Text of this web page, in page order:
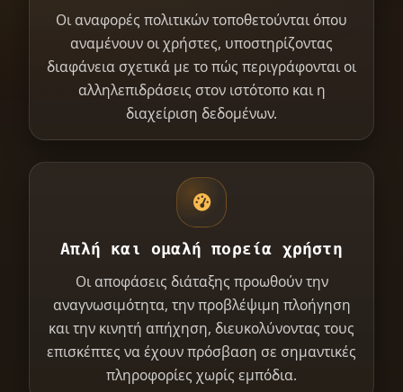
Οι αναφορές πολιτικών τοποθετούνται όπου
αναμένουν οι χρήστες, υποστηρίζοντας
διαφάνεια σχετικά με το πώς περιγράφονται οι
αλληλεπιδράσεις στον ιστότοπο και η
διαχείριση δεδομένων.
Απλή και ομαλή πορεία χρήστη
Οι αποφάσεις διάταξης προωθούν την
αναγνωσιμότητα, την προβλέψιμη πλοήγηση
και την κινητή απήχηση, διευκολύνοντας τους
επισκέπτες να έχουν πρόσβαση σε σημαντικές
πληροφορίες χωρίς εμπόδια.